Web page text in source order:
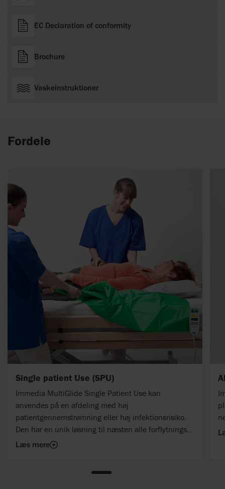
EC Declaration of conformity
Brochure
Vaskeinstruktioner
Fordele
Single patient Use (SPU)
Immedia MultiGlide Single Patient Use kan
anvendes på en afdeling med høj
patientgennemstrømning eller høj infektionsrisiko.
Den har en unik løsning til næsten alle forflytnings-
og positioneringssituationer og reducerer
Læs mere